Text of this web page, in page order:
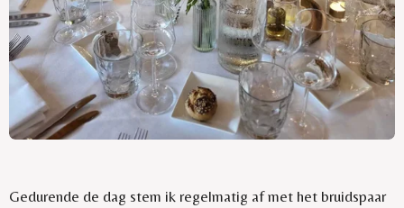
Gedurende de dag stem ik regelmatig af met het bruidspaar